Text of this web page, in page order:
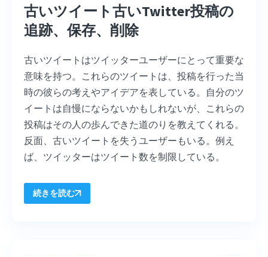
古いツイート古いTwitter投稿の
追跡、保存、削除
古いツイートはツイッターユーザーにとって重要な
意味を持つ。これらのツイートは、投稿を行った当
時の彼らの考えやアイデアを表している。自分のツ
イートは自慢にならないかもしれないが、これらの
投稿はその人の歩んできた道のりを教えてくれる。
反面、古いツイートを失うユーザーもいる。例え
ば、ツイッターはツイート数を制限している。
続きを読む